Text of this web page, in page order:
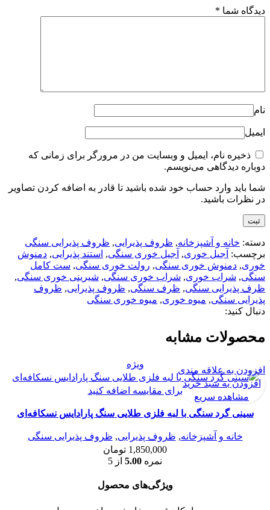
دیدگاه شما *
نام
ایمیل
ذخیره نام، ایمیل و وبسایت من در مرورگر برای زمانی که
دوباره دیدگاهی می‌نویسم.
شما باید وارد حساب خود شده باشید تا قادر به اضافه کردن تصاویر
در نظرات باشید.
دسته: خانه و آشپزخانه, ظروف پذیرایی, ظروف پذیرایی سنگی
برچسب: آجیل خوری, آجیل خوری سنگی, استند پذیرایی, دمنوش
خوری, دمنوش خوری سنگی, رولت خوری سنگی, ست کامل
سنگی, شراب خوری, شراب خوری سنگی, شیرینی خوری سنگی,
ظرف پذیرایی سنگی, ظرف سنگی, ظروف پذیرایی, ظروف
پذیرایی سنگی, میوه خوری, میوه خوری سنگی
دنبال کنید:
محصولات مشابه
ویژه
برای مقایسه اضافه کنید
سینی گرد سنگی با لبه فلزی طلایی سنگ پارادایس نسکافه‌ای
خانه و آشپزخانه, ظروف پذیرایی, ظروف پذیرایی سنگی
1,850,000 تومان
نمره 5.00 از 5
ویژگی‌های محصول
افزودن به علاقه مندی
افزودن به سبد خرید
مشاهده سریع